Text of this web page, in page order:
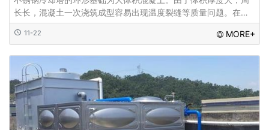
长长，混凝土一次浇筑成型容易出现温度裂缝等质量问题。在总
结和讨论多年经验的基础上，进行了改进，并进一步采取了防腐
措施：进行了改进，并进一步采...
11-22 MORE+